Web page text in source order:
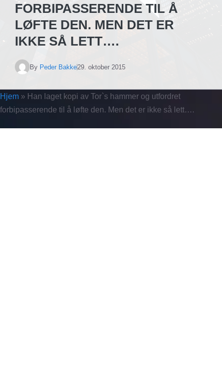
FORBIPASSERENDE TIL Å
LØFTE DEN. MEN DET ER
IKKE SÅ LETT….
By Peder Bakke29. oktober 2015
Hjem » Han laget kopi av Tor`s hammer og utfordret
forbipasserende til å løfte den. Men det er ikke så lett….